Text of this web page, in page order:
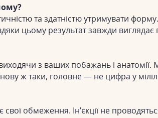
та здатністю утримувати
цьому результат завжди
виходячи з ваших побажань і
ж таки, головне — не цифра у
обмеження. Ін’єкції не